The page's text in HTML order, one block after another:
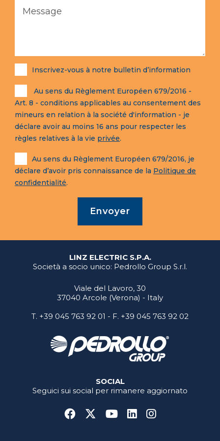
Inscrivez-vous à notre bulletin d’information
Au sens du Règlement Européen 679/2016 -
Art. 8 - conditions applicables au consentement des
mineurs en relation à la société d'information - je
déclare avoir au moins 16 ans pour respecter les
règles relatives à la vie privée.
Au sens du Règlement Européen 679/2016, je
déclare d’avoir pris connaissance de la Politique de
confidentialité.
Envoyer
LINZ ELECTRIC S.P.A.
Società a socio unico: Pedrollo Group S.r.l.
Viale del Lavoro, 30
37040 Arcole (Verona) - Italy
T. +39 045 763 92 01 - F. +39 045 763 92 02
SOCIAL
Seguici sui social per rimanere aggiornato